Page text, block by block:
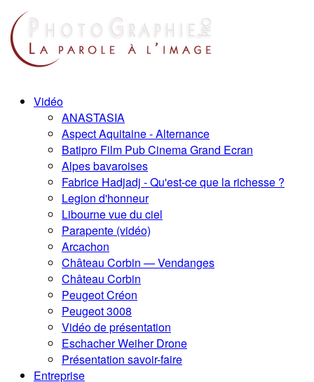
Vidéo
ANASTASIA
Aspect Aquitaine - Alternance
Batipro Film Pub Cinema Grand Ecran
Alpes bavaroises
Fabrice Hadjadj - Qu'est-ce que la richesse ?
Legion d'honneur
Libourne vue du ciel
Parapente (vidéo)
Arcachon
Château Corbin — Vendanges
Château Corbin
Peugeot Créon
Peugeot 3008
Vidéo de présentation
Eschacher Weiher Drone
Présentation savoir-faire
Entreprise